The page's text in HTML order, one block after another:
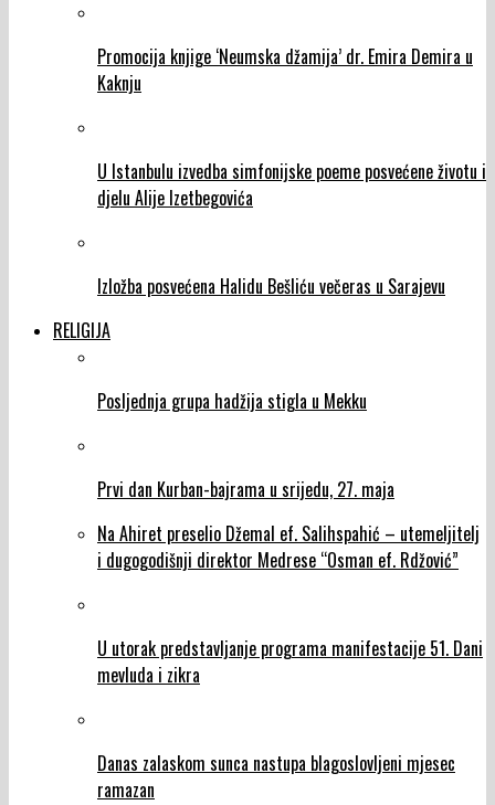
Promocija knjige ‘Neumska džamija’ dr. Emira Demira u
Kaknju
U Istanbulu izvedba simfonijske poeme posvećene životu i
djelu Alije Izetbegovića
Izložba posvećena Halidu Bešliću večeras u Sarajevu
RELIGIJA
Posljednja grupa hadžija stigla u Mekku
Prvi dan Kurban-bajrama u srijedu, 27. maja
Na Ahiret preselio Džemal ef. Salihspahić – utemeljitelj
i dugogodišnji direktor Medrese “Osman ef. Rdžović”
U utorak predstavljanje programa manifestacije 51. Dani
mevluda i zikra
Danas zalaskom sunca nastupa blagoslovljeni mjesec
ramazan